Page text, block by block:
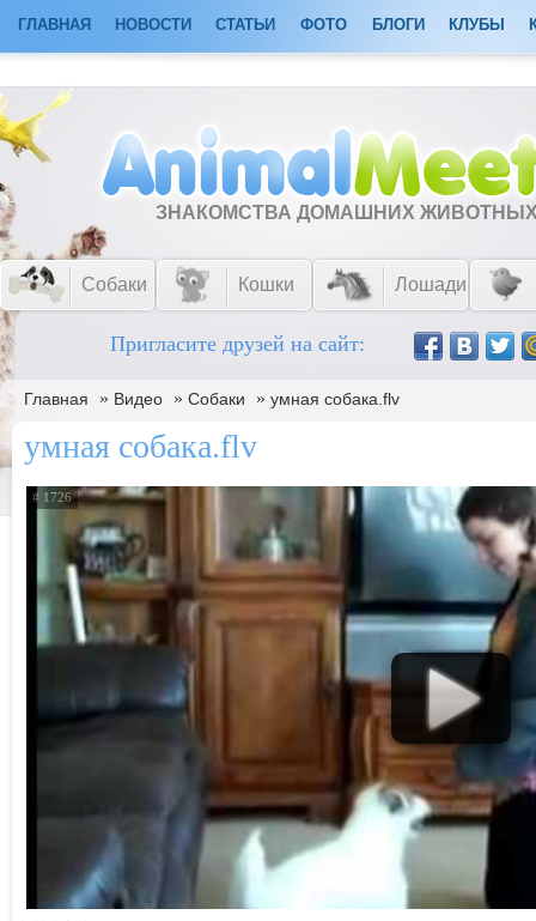
ГЛАВНАЯ НОВОСТИ СТАТЬИ ФОТО БЛОГИ КЛУБЫ
ЗНАКОМСТВА ДОМАШНИХ
Собаки Кошки Лошади
Пригласите друзей на сайт:
Главная » Видео » Собаки » умная собака.flv
умная собака.flv
# 1726